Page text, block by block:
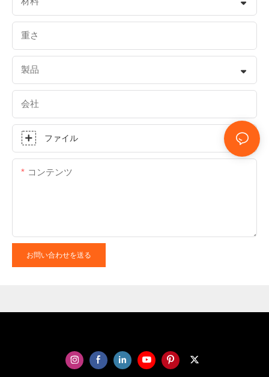
重さ
製品
会社
ファイル
コンテンツ
お問い合わせを送る